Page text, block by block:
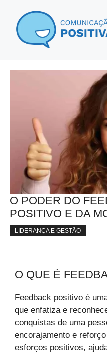
conteúdo
O PODER DO
POSITIVO E DA
LIDERANÇA E GESTÃO
O QUE É
Feedback positivo é
que enfatiza e
conquistas de uma
encorajamento e
esforços positivos,